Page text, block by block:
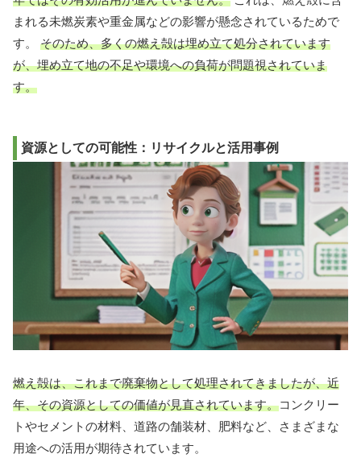
まれる未燃炭素や重金属などの影響が懸念されているためで
す。 そのため、多くの燃え殻は埋め立て処分されています
が、埋め立て地の不足や環境への負荷が問題視されていま
す。
資源としての可能性：リサイクルと活用事例
燃え殻は、これまで廃棄物として処理されてきましたが、近
年、その資源としての価値が見直されています。コンクリー
トやセメントの材料、道路の舗装材、肥料など、さまざまな
用途への活用が期待されています。